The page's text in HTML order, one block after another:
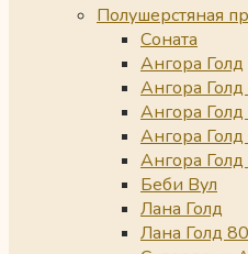
Полушерстяная
Соната
Ангора Голд
Ангора
Ангора
Ангора
Ангора Голд
Беби Вул
Лана Голд
Лана Голд